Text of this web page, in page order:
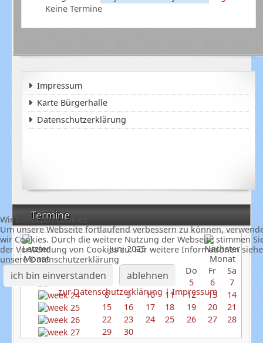
Termine
Juni 2025
Mo Di Do Fr
Sa
1
2 3 4 5 6
7
8
9 10 11 12 13
14
15
16 17 18 19 20
21
22
23 24 25 26 27
28
29
30
Keine Termine
Impressum
Karte Bürgerhalle
Datenschutzerklärung
Wir benutzen Cookies
Um unsere Webseite fortlaufend verbessern zu können,
wir Cookies. Durch die weitere Nutzung der Webseite stimmen
der Verwendung von Cookies zu. Für weitere Informationen siehe
unsere Datenschutzerklärung
ich bin einverstanden ablehnen
zur Datenschutzerklärung |Impressum